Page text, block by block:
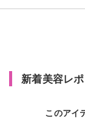
補給 マカダミア
ルドパールが下に沈んで2層に 使う
取ると、ブロンズ
新着美容レポ
このアイ